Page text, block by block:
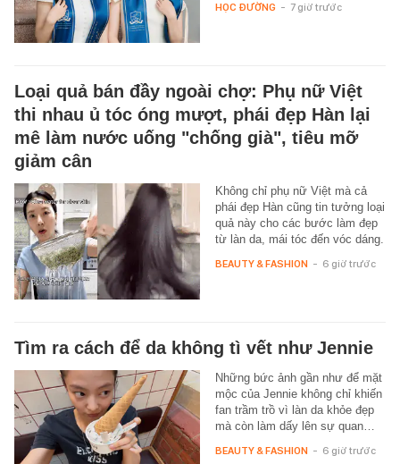
HỌC ĐƯỜNG - 7 giờ trước
Loại quả bán đầy ngoài chợ: Phụ nữ Việt
thi nhau ủ tóc óng mượt, phái đẹp Hàn lại
mê làm nước uống "chống già", tiêu mỡ
giảm cân
Không chỉ phụ nữ Việt mà cả
phái đẹp Hàn cũng tin tưởng loại
quả này cho các bước làm đẹp
từ làn da, mái tóc đến vóc dáng.
BEAUTY & FASHION - 6 giờ trước
Tìm ra cách để da không tì vết như Jennie
Những bức ảnh gần như để mặt
mộc của Jennie không chỉ khiến
fan trầm trồ vì làn da khỏe đẹp
mà còn làm dấy lên sự quan…
BEAUTY & FASHION - 6 giờ trước